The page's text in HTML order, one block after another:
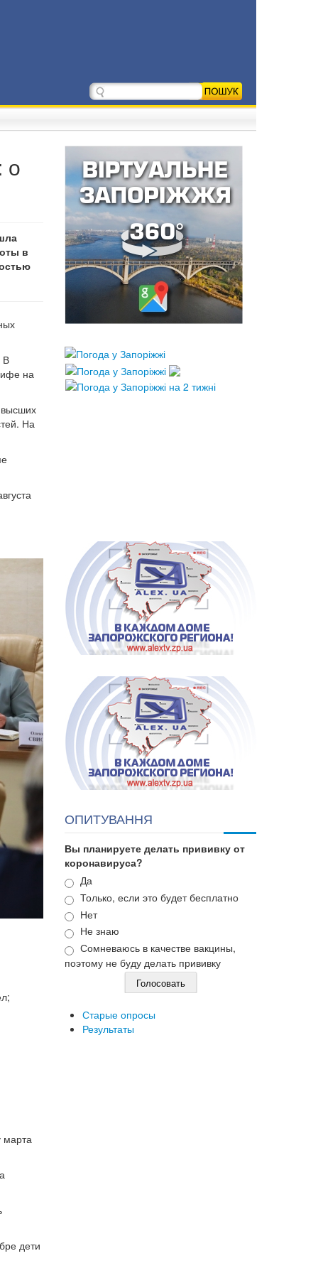
о
в
В
на
На
марта
дети
ОПИТУВАННЯ
Вы планируете делать прививку от
коронавируса?
Варианты
Да
Только, если это будет бесплатно
Нет
Не знаю
Сомневаюсь в качестве вакцины,
поэтому не буду делать прививку
Старые опросы
Результаты